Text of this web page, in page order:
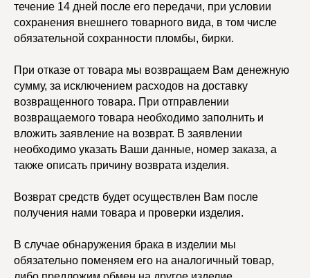
течение 14 дней после его передачи, при условии
сохранения внешнего товарного вида, в том числе
обязательной сохранности пломбы, бирки.
При отказе от товара мы возвращаем Вам денежную
сумму, за исключением расходов на доставку
возвращенного товара. При отправлении
возвращаемого товара необходимо заполнить и
вложить заявление на возврат. В заявлении
необходимо указать Ваши данные, номер заказа, а
также описать причину возврата изделия.
Возврат средств будет осуществлен Вам после
получения нами товара и проверки изделия.
В случае обнаружения брака в изделии мы
обязательно поменяем его на аналогичный товар,
+7 (965) 622-73-33
Сеты
© 2021-2025 Edalinjewelry. Все права защищены.
что по любви